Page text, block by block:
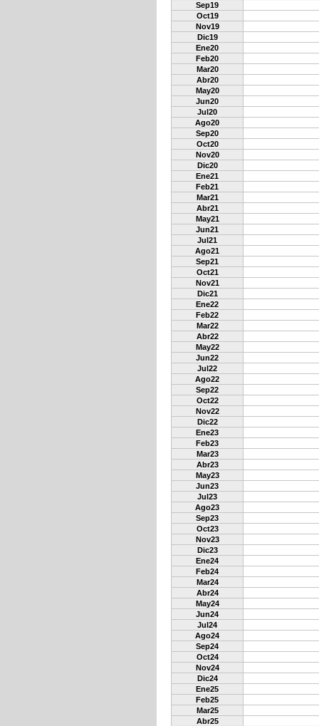
Sep19
Oct19
Nov19
Dic19
Ene20
Feb20
Mar20
Abr20
May20
Jun20
Jul20
Ago20
Sep20
Oct20
Nov20
Dic20
Ene21
Feb21
Mar21
Abr21
May21
Jun21
Jul21
Ago21
Sep21
Oct21
Nov21
Dic21
Ene22
Feb22
Mar22
Abr22
May22
Jun22
Jul22
Ago22
Sep22
Oct22
Nov22
Dic22
Ene23
Feb23
Mar23
Abr23
May23
Jun23
Jul23
Ago23
Sep23
Oct23
Nov23
Dic23
Ene24
Feb24
Mar24
Abr24
May24
Jun24
Jul24
Ago24
Sep24
Oct24
Nov24
Dic24
Ene25
Feb25
Mar25
Abr25